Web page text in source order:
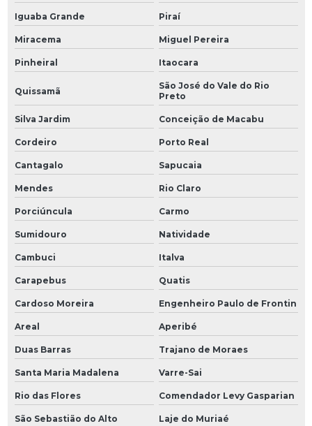
Iguaba Grande Piraí
Miracema Miguel Pereira
Pinheiral Itaocara
Quissamã
São José do Vale do Rio
Preto
Silva Jardim Conceição de Macabu
Cordeiro Porto Real
Cantagalo Sapucaia
Mendes Rio Claro
Porciúncula Carmo
Sumidouro Natividade
Cambuci Italva
Carapebus Quatis
Cardoso Moreira Engenheiro Paulo de Frontin
Areal Aperibé
Duas Barras Trajano de Moraes
Santa Maria Madalena Varre-Sai
Rio das Flores Comendador Levy Gasparian
São Sebastião do Alto Laje do Muriaé